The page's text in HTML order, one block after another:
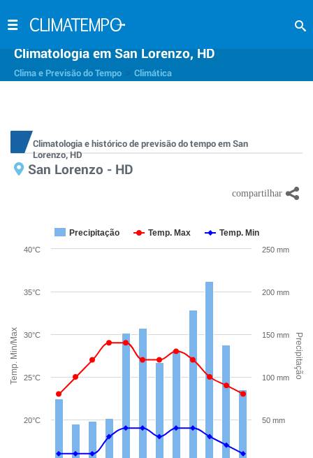
Climatologia em San Lorenzo, HD
Clima e Previsão do Tempo Climática
Climatologia e histórico de previsão do tempo em San
Lorenzo, HD
San Lorenzo - HD
Temp. Min/Max Precipitação
Precipitação Temp. Max Temp. Min
20°C
25°C
30°C
35°C
40°C
50 mm
100 mm
150 mm
200 mm
250 mm